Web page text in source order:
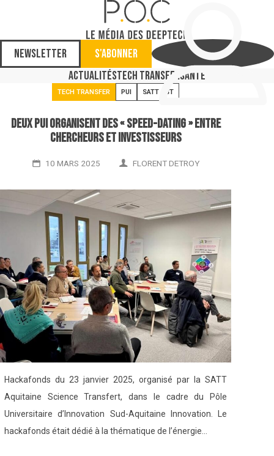
Newsletter
S'abonner
ActualitésTech TransferSanté
TECH TRANSFER PUI SATT AST
Deux PUI organisent des « speed-dating » entre
chercheurs et investisseurs
10 MARS 2025 FLORENT DETROY
Hackafonds du 23 janvier 2025, organisé par la SATT
Aquitaine Science Transfert, dans le cadre du Pôle
Universitaire d’Innovation Sud-Aquitaine Innovation. Le
hackafonds était dédié à la thématique de l’énergie…